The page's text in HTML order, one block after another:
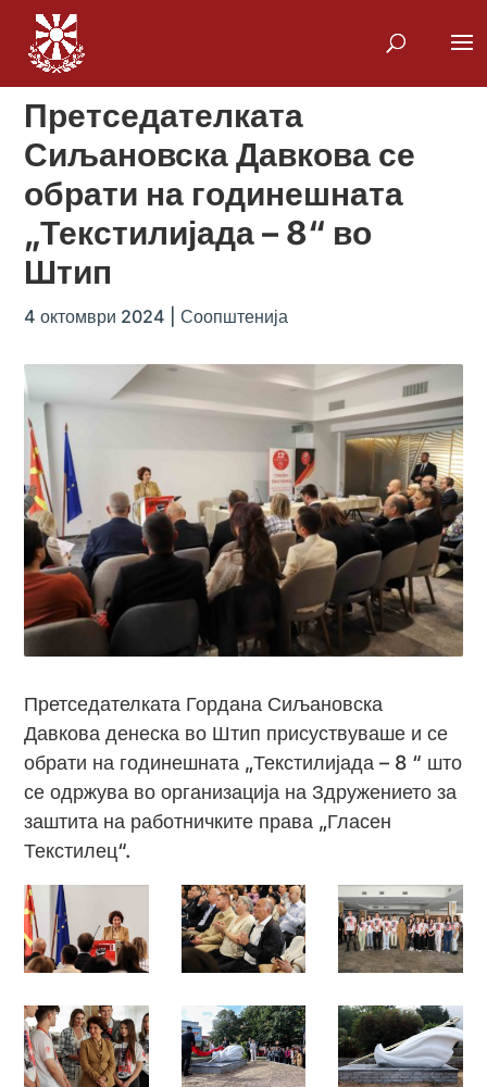
Претседателката
Сиљановска Давкова се
обрати на годинешната
„Текстилијада – 8“ во
Штип
4 октомври 2024 |Соопштенија
Претседателката Гордана Сиљановска
Давкова денеска во Штип присуствуваше и се
обрати на годинешната „Текстилијада – 8 “ што
се одржува во организација на Здружението за
заштита на работничките права „Гласен
Текстилец“.